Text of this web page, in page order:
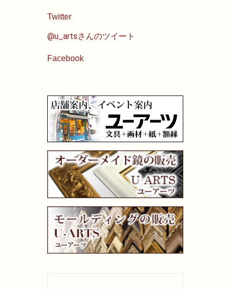
Twitter
@u_artsさんのツイート
Facebook
ペン・マーカー
鉛筆・木炭
紙・スケッチブック
筆
画材用具
製図用品
キャンバス・パネル